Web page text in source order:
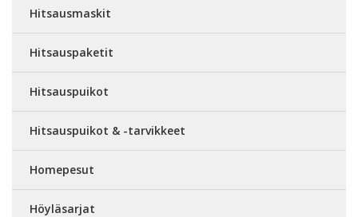
Hitsausmaskit
Hitsauspaketit
Hitsauspuikot
Hitsauspuikot & -tarvikkeet
Homepesut
Höyläsarjat